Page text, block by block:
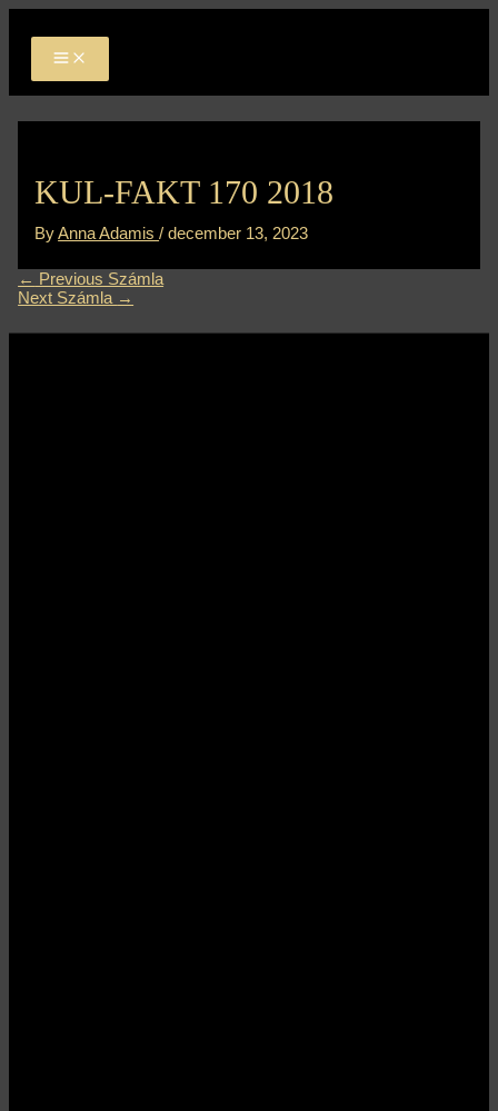
Skip
KUL-FAKT 170 2018
ByAnna Adamis/december 13, 2023
Bejegyzés
← Previous Számla
Next Számla →